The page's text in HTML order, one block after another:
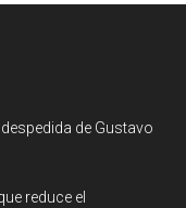
despedida de Gustavo
reduce el